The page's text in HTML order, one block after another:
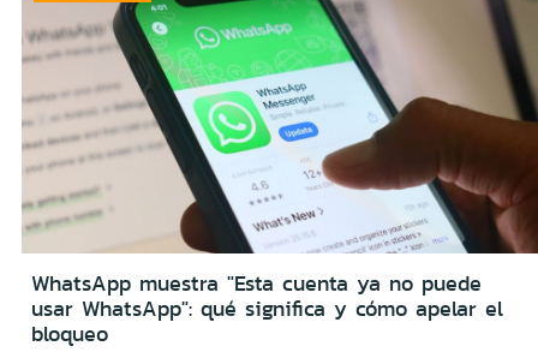
WhatsApp muestra "Esta cuenta ya no puede
usar WhatsApp": qué significa y cómo apelar el
bloqueo